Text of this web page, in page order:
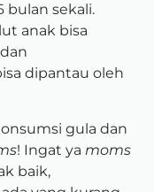
bulan sekali.
anak bisa
dipantau oleh
gula dan
! Ingat ya moms
baik,